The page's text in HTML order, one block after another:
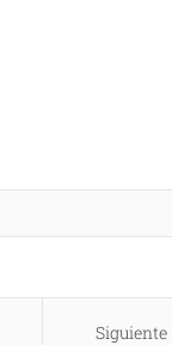
Siguiente